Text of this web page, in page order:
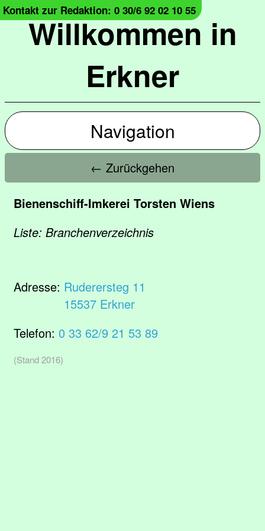
Willkommen in
Erkner
Kontakt zur Redaktion: 0 30/6 92 02 10 55
Navigation
← Zurückgehen
Bienenschiff-Imkerei Torsten Wiens
Liste: Branchenverzeichnis
Adresse: Ruderersteg 11
15537 Erkner
Telefon: 0 33 62/9 21 53 89
(Stand 2016)